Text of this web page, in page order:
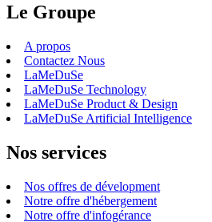
Le Groupe
A propos
Contactez Nous
LaMeDuSe
LaMeDuSe Technology
LaMeDuSe Product & Design
LaMeDuSe Artificial Intelligence
Nos services
Nos offres de dévelopment
Notre offre d'hébergement
Notre offre d'infogérance